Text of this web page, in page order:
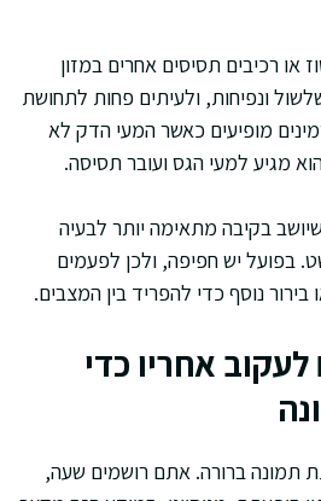
או רכיבים תסיסים אחרים במזון
ונפיחות, ולעיתים פחות לתחושת
מופיעים כאשר המעי הדק לא
מגיע למעי הגס ועובר תסיסה.
בקיבה מתאימה יותר לבעיה
בפועל יש חפיפה, ולכן לפעמים
בירור נוסף כדי להפריד בין המצבים.
אחריו כדי
תמונה ברורה. אתם רושמים שעה,